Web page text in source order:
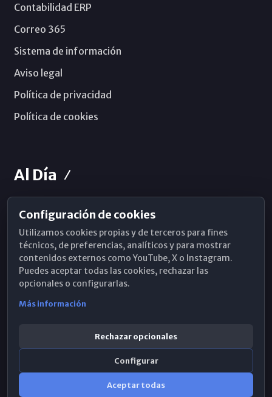
Contabilidad ERP
Correo 365
Sistema de información
Aviso legal
Política de privacidad
Política de cookies
Al Día
Horarios de Misa
Hemeroteca
WhatsApp
Configuración de cookies
Utilizamos cookies propias y de terceros para fines
técnicos, de preferencias, analíticos y para mostrar
contenidos externos como YouTube, X o Instagram.
Puedes aceptar todas las cookies, rechazar las
opcionales o configurarlas.
Más información
Rechazar opcionales
Configurar
Aceptar todas